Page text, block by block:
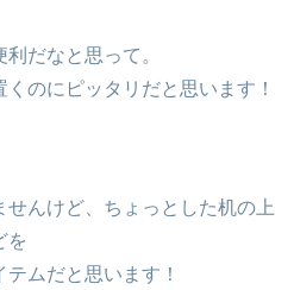
だなと思って。
のにピッタリだと思います！
んけど、ちょっとした机の上
を
ムだと思います！